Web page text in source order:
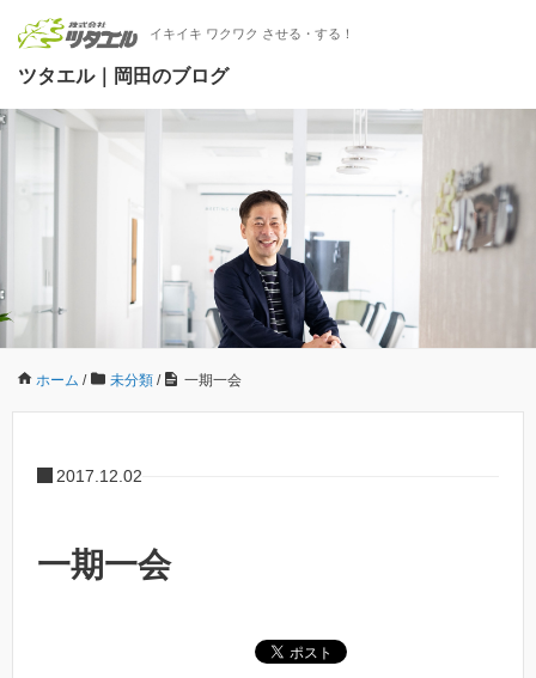
イキイキ ワクワク させる・する！
ツタエル｜岡田のブログ
ホーム / 未分類 / 一期一会
2017.12.02
一期一会